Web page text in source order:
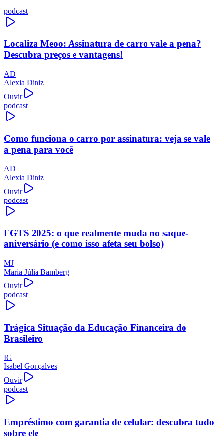
podcast
Localiza Meoo: Assinatura de carro vale a pena?
Descubra preços e vantagens!
AD
Alexia Diniz
Ouvir
podcast
Como funciona o carro por assinatura: veja se vale
a pena para você
AD
Alexia Diniz
Ouvir
podcast
FGTS 2025: o que realmente muda no saque-
aniversário (e como isso afeta seu bolso)
MJ
Maria Júlia Bamberg
Ouvir
podcast
Trágica Situação da Educação Financeira do
Brasileiro
IG
Isabel Gonçalves
Ouvir
podcast
Empréstimo com garantia de celular: descubra tudo
sobre ele